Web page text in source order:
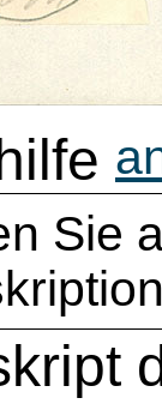
Sie